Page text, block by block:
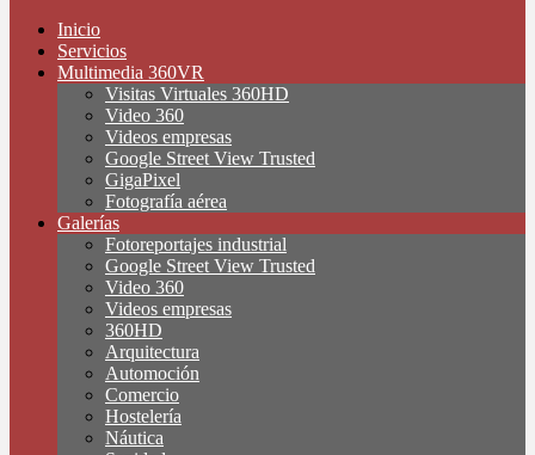
Inicio
Servicios
Multimedia 360VR
Visitas Virtuales 360HD
Video 360
Videos empresas
Google Street View Trusted
GigaPixel
Fotografía aérea
Galerías
Fotoreportajes industrial
Google Street View Trusted
Video 360
Videos empresas
360HD
Arquitectura
Automoción
Comercio
Hostelería
Náutica